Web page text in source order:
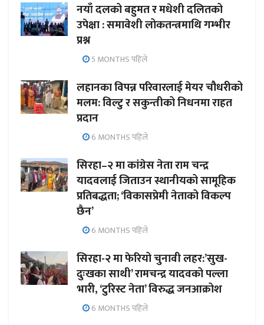
नयाँ दलको बहुमत र मधेशी दलितको
उपेक्षा : समावेशी लोकतन्त्रमाथि गम्भीर
प्रश्न
5 MONTHS पहिले
लहानका विपन्न परिवारलाई मेयर चौधरीको
मलम: विल्टु र सकुन्तीको निधनमा राहत
प्रदान
6 MONTHS पहिले
सिरहा–२ मा कांग्रेस नेता राम चन्द्र
यादवलाई जिताउन स्थानीयको सामूहिक
प्रतिबद्धता; ‘विकासप्रेमी नेताको विकल्प
छैन’
6 MONTHS पहिले
सिरहा-२ मा फेरियो चुनावी लहर:’सुख-
दुःखका साथी’ रामचन्द्र यादवको पल्ला
भारी, ‘टुरिस्ट नेता’ विरुद्ध जनआक्रोश
6 MONTHS पहिले